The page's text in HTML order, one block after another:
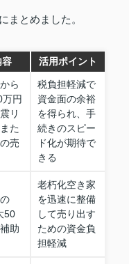
まとめました。
容 活用ポイント
ら
円
リ
た
売
税負担軽減で
資金面の余裕
を得られ、手
続きのスピー
ド化が期待で
きる
50
助
老朽化空き家
を迅速に整備
して売り出す
ための資金負
担軽減